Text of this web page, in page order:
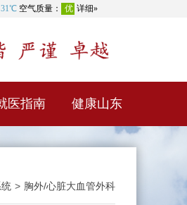
医指南 健康山东
> 胸外/心脏大血管外科